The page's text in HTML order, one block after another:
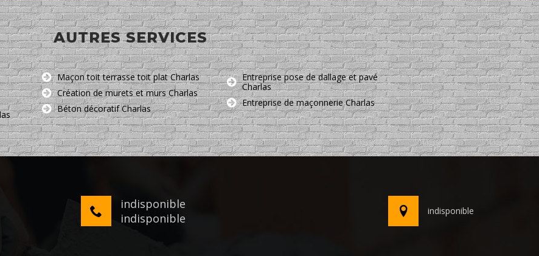
AUTRES SERVICES
Maçon toit terrasse toit plat Charlas
Création de murets et murs Charlas
Béton décoratif Charlas
Entreprise pose de dallage et pavé
Charlas
Entreprise de maçonnerie Charlas
indisponible
indisponible
indisponible